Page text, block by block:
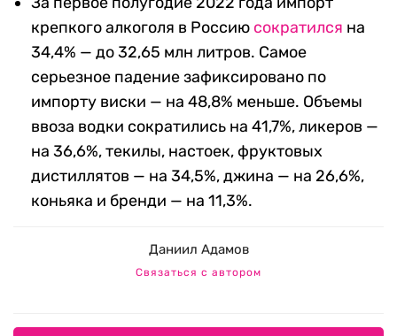
крепкого алкоголя в Россию сократился на
34,4% — до 32,65 млн литров. Самое
серьезное падение зафиксировано по
импорту виски — на 48,8% меньше. Объемы
ввоза водки сократились на 41,7%, ликеров —
на 36,6%, текилы, настоек, фруктовых
дистиллятов — на 34,5%, джина — на 26,6%,
коньяка и бренди — на 11,3%.
Даниил Адамов
Связаться с автором